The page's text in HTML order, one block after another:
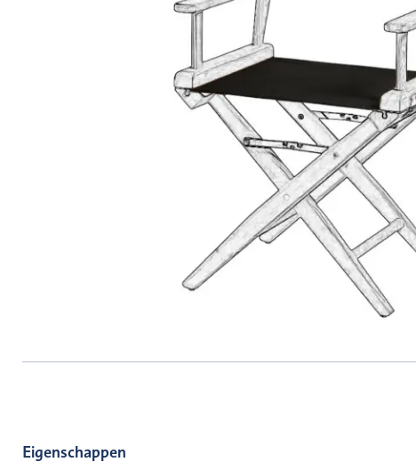
Eigenschappen